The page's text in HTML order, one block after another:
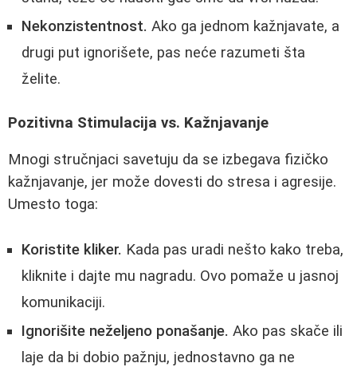
Nekonzistentnost. Ako ga jednom kažnjavate, a
drugi put ignorišete, pas neće razumeti šta
želite.
Pozitivna Stimulacija vs. Kažnjavanje
Mnogi stručnjaci savetuju da se izbegava fizičko
kažnjavanje, jer može dovesti do stresa i agresije.
Umesto toga:
Koristite kliker. Kada pas uradi nešto kako treba,
kliknite i dajte mu nagradu. Ovo pomaže u jasnoj
komunikaciji.
Ignorišite neželjeno ponašanje. Ako pas skače ili
laje da bi dobio pažnju, jednostavno ga ne